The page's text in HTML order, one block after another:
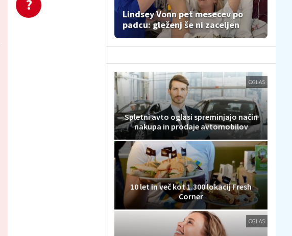
Lindsey Vonn pet mesecev po
padcu: gleženj še ni zaceljen
OGLAS
Spletni avto oglasi spreminjajo način
nakupa in prodaje avtomobilov
10 let in več kot 1.300 lokacij Fresh
Corner
OGLAS